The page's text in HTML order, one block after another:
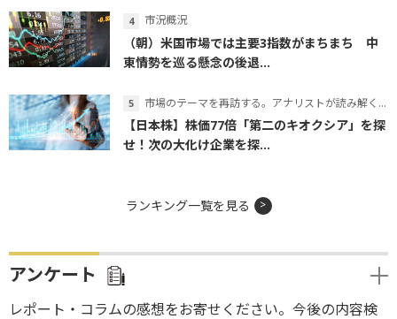
市況概況
（朝）米国市場では主要3指数がまちまち 中
東情勢を巡る懸念の後退...
市場のテーマを再訪する。アナリストが読み解くテーマの本質
【日本株】株価77倍「第二のキオクシア」を探
せ！次の大化け企業を探...
ランキング一覧を見る
アンケート
レポート・コラムの感想をお寄せください。今後の内容検